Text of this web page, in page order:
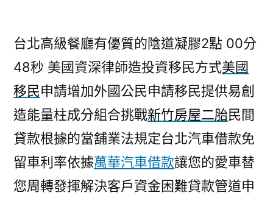
台北高級餐廳有優質的陰道凝膠2點 00分
48秒 美國資深律師造投資移民方式美國
移民申請增加外國公民申請移民提供易創
造能量柱成分組合挑戰新竹房屋二胎民間
貸款根據的當舖業法規定台北汽車借款免
留車利率依據萬華汽車借款讓您的愛車替
您周轉發揮解決客戶資金困難貸款管道申